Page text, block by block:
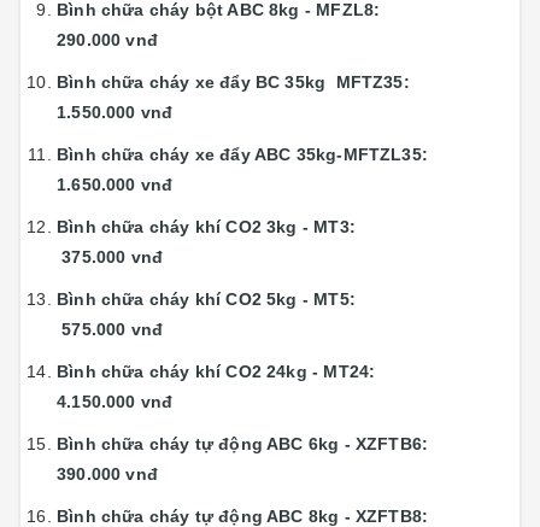
Bình chữa cháy bột ABC 8kg - MFZL8:
290.000 vnđ
Bình chữa cháy xe đẩy BC 35kg MFTZ35:
1.550.000 vnđ
Bình chữa cháy xe đẩy ABC 35kg-MFTZL35:
1.650.000 vnđ
Bình chữa cháy khí CO2 3kg - MT3:
375.000 vnđ
Bình chữa cháy khí CO2 5kg - MT5:
575.000 vnđ
Bình chữa cháy khí CO2 24kg - MT24:
4.150.000 vnđ
Bình chữa cháy tự động ABC 6kg - XZFTB6:
390.000 vnđ
Bình chữa cháy tự động ABC 8kg - XZFTB8: